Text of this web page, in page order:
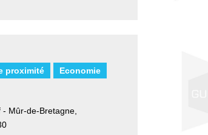
proximité
Economie
Mûr-de-Bretagne,